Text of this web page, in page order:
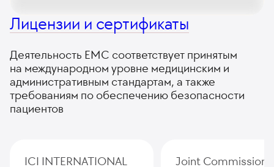
Лицензии и сертификаты
Деятельность ЕМС соответствует принятым
на международном уровне медицинским и
административным стандартам, а также
требованиям по обеспечению безопасности
пациентов
ICI INTERNATIONAL
Joint Commission